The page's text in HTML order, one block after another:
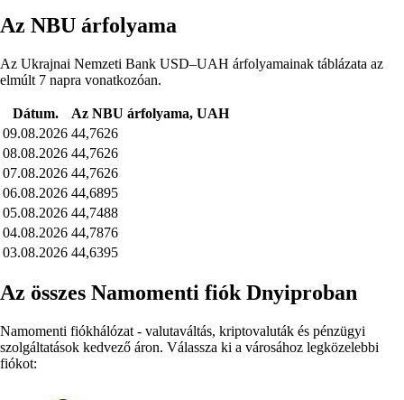
Az NBU árfolyama
Az Ukrajnai Nemzeti Bank USD–UAH árfolyamainak táblázata az
elmúlt 7 napra vonatkozóan.
Dátum.
Az NBU árfolyama, UAH
09.08.2026 44,7626
08.08.2026 44,7626
07.08.2026 44,7626
06.08.2026 44,6895
05.08.2026 44,7488
04.08.2026 44,7876
03.08.2026 44,6395
Az összes Namomenti fiók Dnyiproban
Namomenti fiókhálózat - valutaváltás, kriptovaluták és pénzügyi
szolgáltatások kedvező áron. Válassza ki a városához legközelebbi
fiókot: